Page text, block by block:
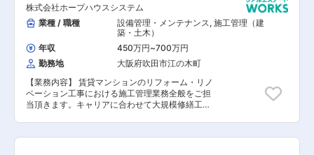
ます。 同ポジションでは業界経験不問となってお
り、これまでの営業事務としてのご経験を活かす
ことが出来る環境です。安定した経営基盤や職場
環境が整っておりますので、長期的に事務職を希
望される方にはお勧めの案件になっています。 業
界の専門業務知識については入社後に習得してい
ただくことが出来ますので、業界未経験者の方も
安心して入職いただくことが可能です。
株式会社ホープハウスシステム
業種 / 職種
設備管理・メンテナンス, 施工管理（建
築・土木）
年収
450万円~700万円
勤務地
大阪府吹田市江の木町
【業務内容】 賃貸マンションのリフォーム・リノ
ベーション工事における施工管理業務全般をご担
当頂きます。キャリアに合わせて大規模修繕工事
的な業務内容】 ■退去後の原状回復工事、クロス